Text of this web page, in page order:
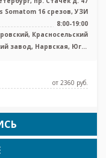
Somatom 16 срезов, УЗИ
8:00-19:00
Красносельский
завод, Нарвская, Юго-
от 2360 pуб.